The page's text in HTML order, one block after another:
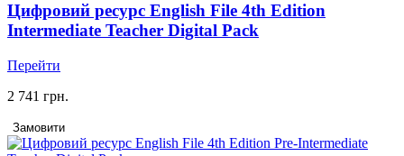
Цифровий ресурс English File 4th Edition
Intermediate Teacher Digital Pack
Перейти
2 741 грн.
Замовити